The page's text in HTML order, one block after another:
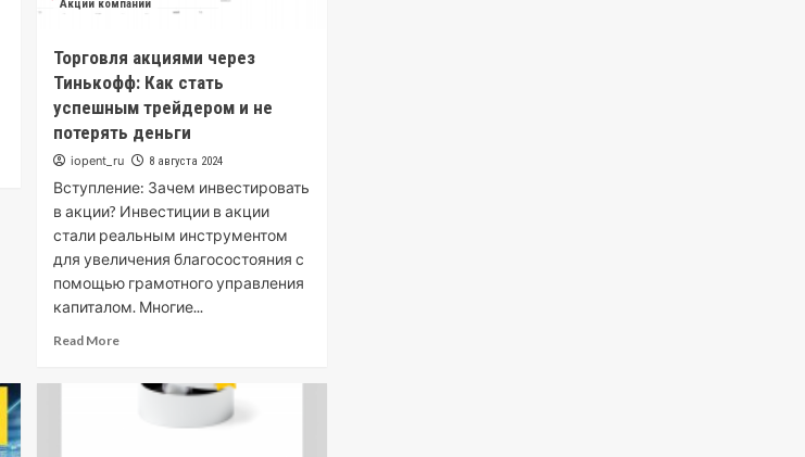
Акции компаний
Торговля акциями через
Тинькофф: Как стать
успешным трейдером и не
потерять деньги
iopent_ru 8 августа 2024
Вступление: Зачем инвестировать
в акции? Инвестиции в акции
стали реальным инструментом
для увеличения благосостояния с
помощью грамотного управления
капиталом. Многие...
Read More